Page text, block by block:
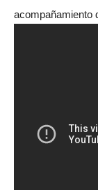
acompañamiento